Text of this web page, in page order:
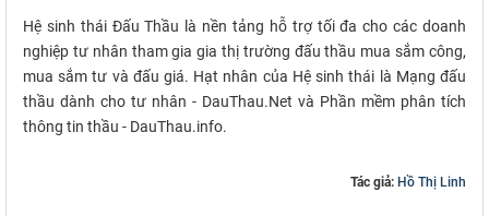
Hệ sinh thái Đấu Thầu là nền tảng hỗ trợ tối đa cho các doanh
nghiệp tư nhân tham gia gia thị trường đấu thầu mua sắm công,
mua sắm tư và đấu giá. Hạt nhân của Hệ sinh thái là Mạng đấu
thầu dành cho tư nhân - DauThau.Net và Phần mềm phân tích
thông tin thầu - DauThau.info.
Tác giả: Hồ Thị Linh